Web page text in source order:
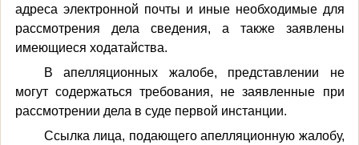
адреса электронной почты и иные необходимые для
рассмотрения дела сведения, а также заявлены
имеющиеся ходатайства.
В апелляционных жалобе, представлении не
могут содержаться требования, не заявленные при
рассмотрении дела в суде первой инстанции.
Ссылка лица, подающего апелляционную жалобу,